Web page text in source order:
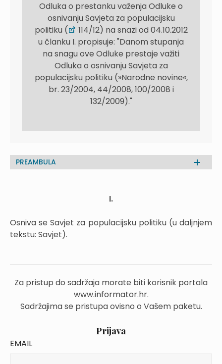
Odluka o prestanku važenja Odluke o
osnivanju Savjeta za populacijsku
politiku (
114/12) na snazi od 04.10.2012
u članku I. propisuje: "Danom stupanja
na snagu ove Odluke prestaje važiti
Odluka o osnivanju Savjeta za
populacijsku politiku (»Narodne novine«,
br. 23/2004, 44/2008, 100/2008 i
132/2009)."
PREAMBULA
I.
Osniva se Savjet za populacijsku politiku (u daljnjem
tekstu: Savjet).
Za pristup do sadržaja morate biti korisnik portala
www.informator.hr.
Sadržajima se pristupa ovisno o Vašem paketu.
Prijava
EMAIL